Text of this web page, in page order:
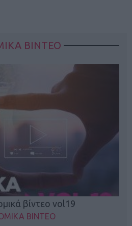
ΒΙΝΤΕΟ
βίντεο vol19
ΒΙΝΤΕΟ